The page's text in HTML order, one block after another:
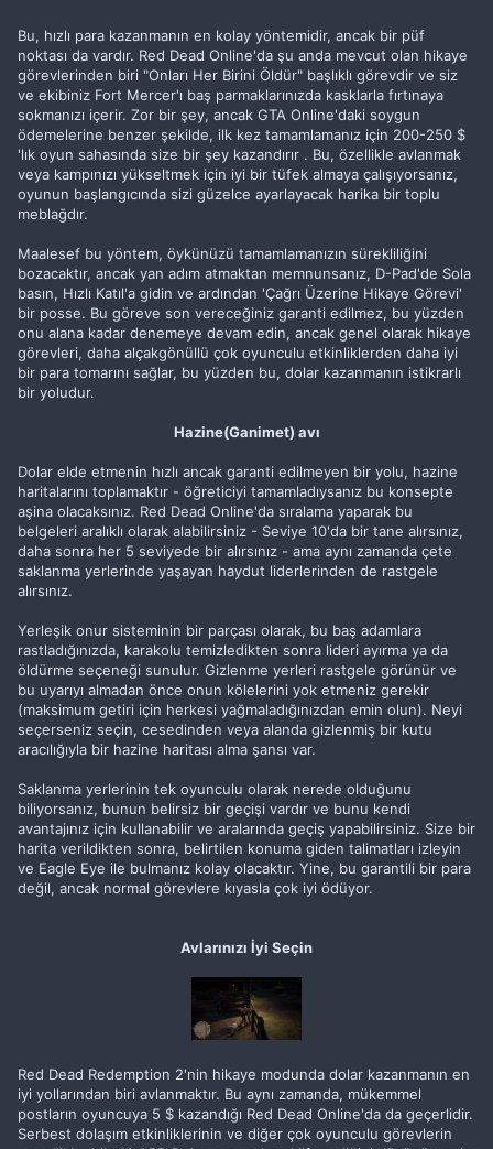
Bu, hızlı para kazanmanın en kolay yöntemidir, ancak bir püf
noktası da vardır. Red Dead Online'da şu anda mevcut olan hikaye
görevlerinden biri "Onları Her Birini Öldür" başlıklı görevdir ve siz
ve ekibiniz Fort Mercer'ı baş parmaklarınızda kasklarla fırtınaya
sokmanızı içerir. Zor bir şey, ancak GTA Online'daki soygun
ödemelerine benzer şekilde, ilk kez tamamlamanız için 200-250 $
'lık oyun sahasında size bir şey kazandırır . Bu, özellikle avlanmak
veya kampınızı yükseltmek için iyi bir tüfek almaya çalışıyorsanız,
oyunun başlangıcında sizi güzelce ayarlayacak harika bir toplu
meblağdır.
Maalesef bu yöntem, öykünüzü tamamlamanızın sürekliliğini
bozacaktır, ancak yan adım atmaktan memnunsanız, D-Pad'de Sola
basın, Hızlı Katıl'a gidin ve ardından 'Çağrı Üzerine Hikaye Görevi'
bir posse. Bu göreve son vereceğiniz garanti edilmez, bu yüzden
onu alana kadar denemeye devam edin, ancak genel olarak hikaye
görevleri, daha alçakgönüllü çok oyunculu etkinliklerden daha iyi
bir para tomarını sağlar, bu yüzden bu, dolar kazanmanın istikrarlı
bir yoludur.
Hazine(Ganimet) avı
Dolar elde etmenin hızlı ancak garanti edilmeyen bir yolu, hazine
haritalarını toplamaktır - öğreticiyi tamamladıysanız bu konsepte
aşina olacaksınız. Red Dead Online'da sıralama yaparak bu
belgeleri aralıklı olarak alabilirsiniz - Seviye 10'da bir tane alırsınız,
daha sonra her 5 seviyede bir alırsınız - ama aynı zamanda çete
saklanma yerlerinde yaşayan haydut liderlerinden de rastgele
alırsınız.
Yerleşik onur sisteminin bir parçası olarak, bu baş adamlara
rastladığınızda, karakolu temizledikten sonra lideri ayırma ya da
öldürme seçeneği sunulur. Gizlenme yerleri rastgele görünür ve
bu uyarıyı almadan önce onun kölelerini yok etmeniz gerekir
(maksimum getiri için herkesi yağmaladığınızdan emin olun). Neyi
seçerseniz seçin, cesedinden veya alanda gizlenmiş bir kutu
aracılığıyla bir hazine haritası alma şansı var.
Saklanma yerlerinin tek oyunculu olarak nerede olduğunu
biliyorsanız, bunun belirsiz bir geçişi vardır ve bunu kendi
avantajınız için kullanabilir ve aralarında geçiş yapabilirsiniz. Size bir
harita verildikten sonra, belirtilen konuma giden talimatları izleyin
ve Eagle Eye ile bulmanız kolay olacaktır. Yine, bu garantili bir para
değil, ancak normal görevlere kıyasla çok iyi ödüyor.
Avlarınızı İyi Seçin
Red Dead Redemption 2'nin hikaye modunda dolar kazanmanın en
iyi yollarından biri avlanmaktır. Bu aynı zamanda, mükemmel
postların oyuncuya 5 $ kazandığı Red Dead Online'da da geçerlidir.
Serbest dolaşım etkinliklerinin ve diğer çok oyunculu görevlerin